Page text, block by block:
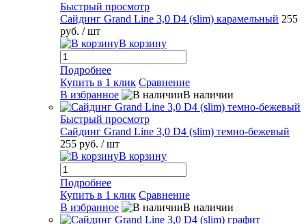
Быстрый просмотр
Сайдинг Grand Line 3,0 D4 (slim) карамельный 255
руб. / шт
В корзину
Подробнее
Купить в 1 клик Сравнение
В избранное
В наличии
Быстрый просмотр
Сайдинг Grand Line 3,0 D4 (slim) темно-бежевый
255 руб. / шт
В корзину
Подробнее
Купить в 1 клик Сравнение
В избранное
В наличии